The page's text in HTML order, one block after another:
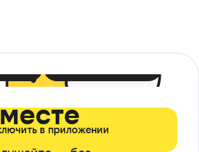
в приложении